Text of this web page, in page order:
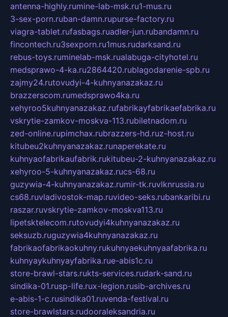
antenna-highly.rumine-lab-msk.ru1-mus.ru
3-sex-porn.ruban-damn.rupurse-factory.ru
viagra-tablet.rufasbags.ruadler-jun.rubandamn.ru
fincontech.ru3sexporn.ru1mus.rudarksand.ru
rebus-toys.ruminelab-msk.rualabuga-cityhotel.ru
medsprawo-4-ka.ru2864420.rublagodarenie-spb.ru
zajmy24.rutovudyi-4-kuhnyanazakaz.ru
brazzerscom.rumedsprawo4ka.ru
xehyroo5kuhnyanazakaz.rufabrikayfabrikaefabrika.ru
vskrytie-zamkov-moskva-113.rubiletnadom.ru
zed-online.rupimchax.rubrazzers-hd.ruz-host.ru
kitubeu2kuhnyanazakaz.runaperekate.ru
kuhnyaofabrikaufabrik.rukitubeu-2-kuhnyanazakaz.ru
xehyroo-5-kuhnyanazakaz.rucs-68.ru
guzywia-4-kuhnyanazakaz.rumir-tk.ruvlknrussia.ru
cs68.ruvladivostok-map.ruvideo-seks.rubankaribi.ru
raszar.ruvskrytie-zamkov-moskva113.ru
lipetsktelecom.rutovudyi4kuhnyanazakaz.ru
seksuzb.ruguzywia4kuhnyanazakaz.ru
fabrikaofabrikaokuhny.rukuhnyaekuhnyaafabrika.ru
kuhnyaykuhnyayfabrika.rue-abis1c.ru
store-brawl-stars.rukts-services.rudark-sand.ru
sindika-01.rusp-life.rux-legion.rusib-archives.ru
e-abis-1-c.rusindika01.ruvenda-festival.ru
store-brawlstars.rudooraleksandria.ru